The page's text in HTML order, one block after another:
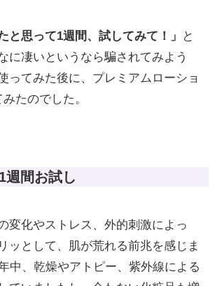
と思って1週間、試してみて！」
と
に凄いというなら騙されてみよう
ってみた後に、プレミアムローショ
たのでした。
週間お試し
変化やストレス、外的刺激によっ
ッとして、肌が荒れる前兆を感じま
中、乾燥やアトピー、紫外線による